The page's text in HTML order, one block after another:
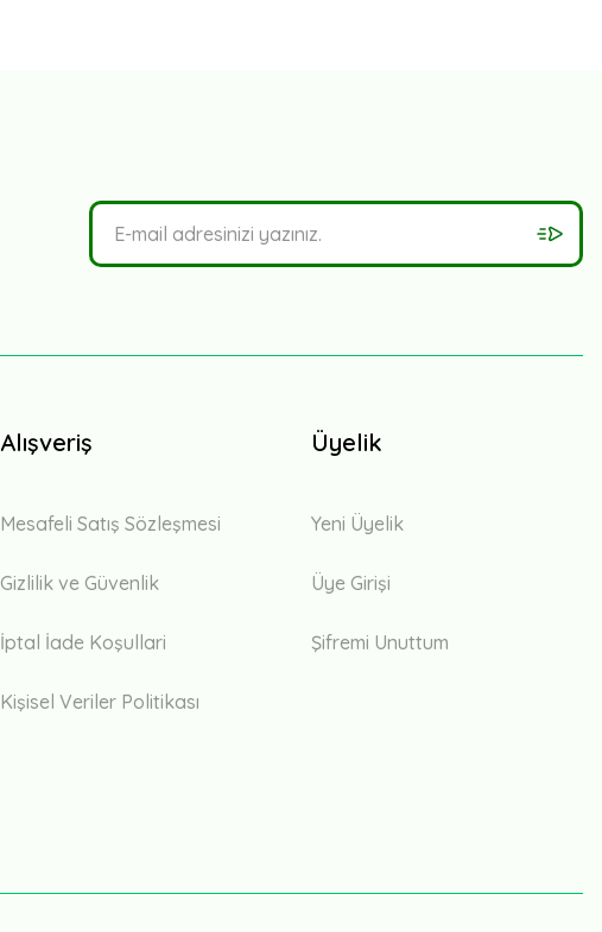
Alışveriş
Mesafeli Satış Sözleşmesi
Gizlilik ve Güvenlik
İptal İade Koşullari
Kişisel Veriler Politikası
Üyelik
Yeni Üyelik
Üye Girişi
Şifremi Unuttum